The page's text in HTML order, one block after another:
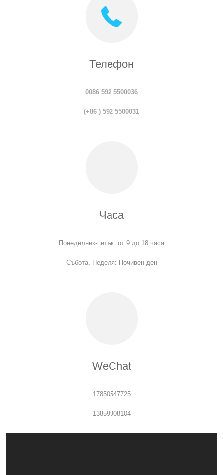
Телефон
0086 592 5500036
(+86 ) 592 5500031
Часа
Понеделник-петък: от 9 до 18 часа
Събота, Неделя: Почивен ден
WeChat
17850547725
13859908104